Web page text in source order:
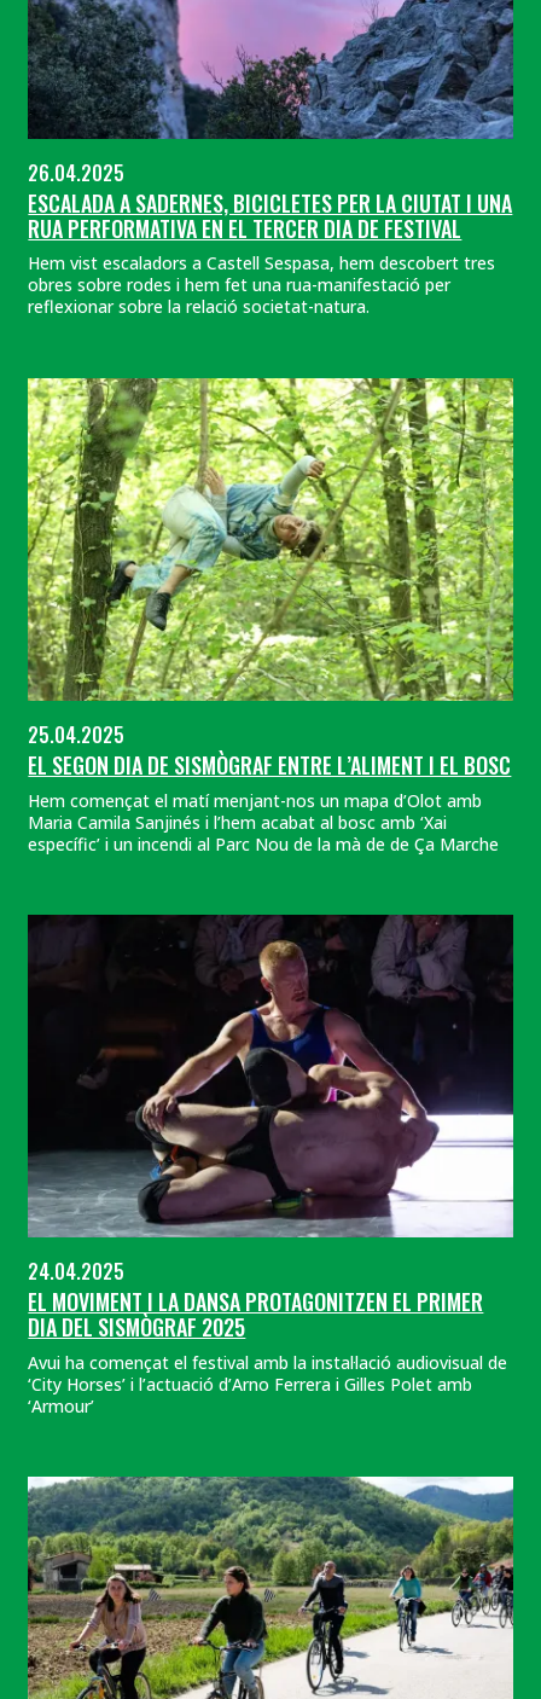
26.04.2025
ESCALADA A SADERNES, BICICLETES PER LA CIUTAT I UNA
RUA PERFORMATIVA EN EL TERCER DIA DE FESTIVAL
Hem vist escaladors a Castell Sespasa, hem descobert tres
obres sobre rodes i hem fet una rua-manifestació per
reflexionar sobre la relació societat-natura.
25.04.2025
EL SEGON DIA DE SISMÒGRAF ENTRE L’ALIMENT I EL BOSC
Hem començat el matí menjant-nos un mapa d’Olot amb
Maria Camila Sanjinés i l’hem acabat al bosc amb ‘Xai
específic’ i un incendi al Parc Nou de la mà de de Ça Marche
24.04.2025
EL MOVIMENT I LA DANSA PROTAGONITZEN EL PRIMER
DIA DEL SISMÒGRAF 2025
Avui ha començat el festival amb la instal·lació audiovisual de
‘City Horses’ i l’actuació d’Arno Ferrera i Gilles Polet amb
‘Armour’